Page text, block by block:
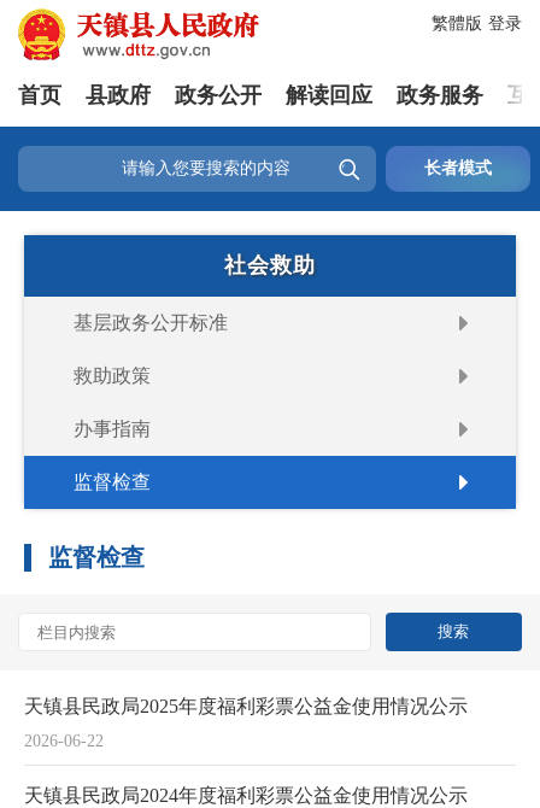
登录
繁體版
首页 县政府 政务公开 解读回应 政务服务 互
 长者模式
社会救助
基层政务公开标准
救助政策
办事指南
监督检查
监督检查
2026-06-22
天镇县民政局2025年度福利彩票公益金使用情况公示
天镇县民政局2024年度福利彩票公益金使用情况公示